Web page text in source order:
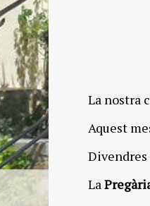
La nostra
Aquest
Divendres
La